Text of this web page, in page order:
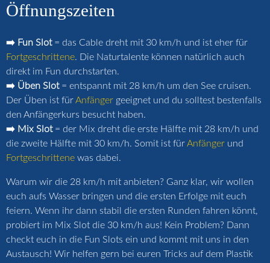
Öffnungszeiten
➡️ Fun Slot= das Cable dreht mit 30 km/h und ist eher für
Fortgeschrittene. Die Naturtalente können natürlich auch
direkt im Fun durchstarten.
➡️ Üben Slot= entspannt mit 28 km/h um den See cruisen.
Der Üben ist fürAnfänger geeignet und du solltest bestenfalls
den Anfängerkurs besucht haben.
➡️ Mix Slot= der Mix dreht die erste Hälfte mit 28 km/h und
die zweite Hälfte mit 30 km/h. Somit ist fürAnfänger und
Fortgeschrittene was dabei.
Warum wir die 28 km/h mit anbieten? Ganz klar, wir wollen
euch aufs Wasser bringen und die ersten Erfolge mit euch
feiern. Wenn ihr dann stabil die ersten Runden fahren könnt,
probiert im Mix Slot die 30 km/h aus! Kein Problem? Dann
checkt euch in die Fun Slots ein und kommt mit uns in den
Austausch! Wir helfen gern bei euren Tricks auf dem Plastik